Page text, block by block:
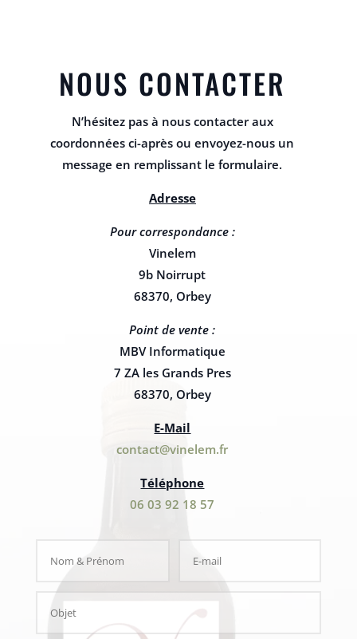
NOUS CONTACTER
N’hésitez pas à nous contacter aux
coordonnées ci-après ou envoyez-nous un
message en remplissant le formulaire.
Adresse
Pour correspondance :
Vinelem
9b Noirrupt
68370, Orbey
Point de vente :
MBV Informatique
7 ZA les Grands Pres
68370, Orbey
E-Mail
contact@vinelem.fr
Téléphone
06 03 92 18 57